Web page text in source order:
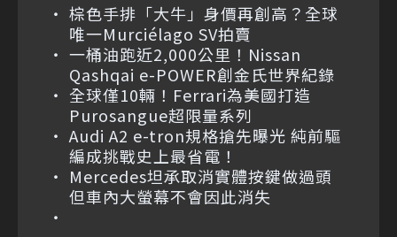
棕色手排「大牛」身價再創高？全球
唯一Murciélago SV拍賣
一桶油跑近2,000公里！Nissan
Qashqai e-POWER創金氏世界紀錄
全球僅10輛！Ferrari為美國打造
Purosangue超限量系列
Audi A2 e-tron規格搶先曝光 純前驅
編成挑戰史上最省電！
Mercedes坦承取消實體按鍵做過頭
但車內大螢幕不會因此消失